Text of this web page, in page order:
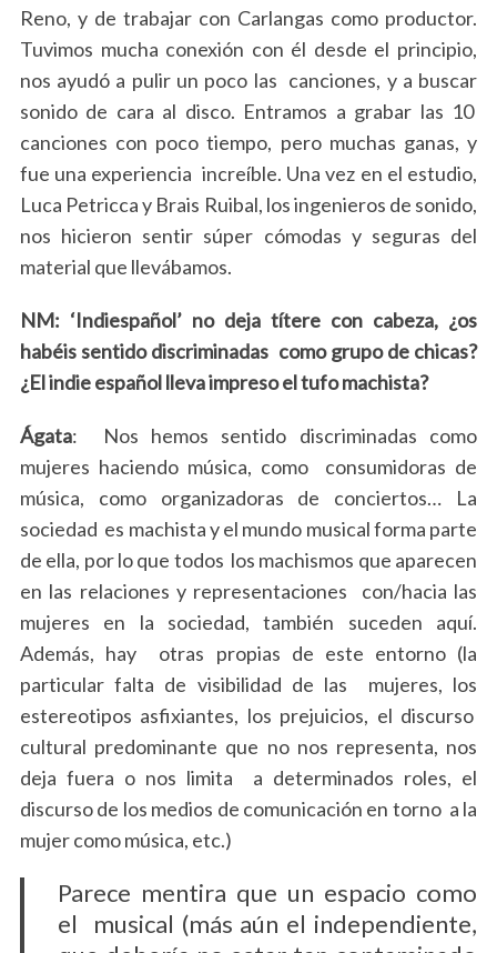
Reno, y de trabajar con Carlangas como productor.
Tuvimos mucha conexión con él desde el principio,
nos ayudó a pulir un poco las canciones, y a buscar
sonido de cara al disco. Entramos a grabar las 10
canciones con poco tiempo, pero muchas ganas, y
fue una experiencia increíble. Una vez en el estudio,
Luca Petricca y Brais Ruibal, los ingenieros de sonido,
nos hicieron sentir súper cómodas y seguras del
material que llevábamos.
NM: ‘Indiespañol’ no deja títere con cabeza, ¿os
habéis sentido discriminadas como grupo de chicas?
¿El indie español lleva impreso el tufo machista?
Ágata: Nos hemos sentido discriminadas como
mujeres haciendo música, como consumidoras de
música, como organizadoras de conciertos… La
sociedad es machista y el mundo musical forma parte
de ella, por lo que todos los machismos que aparecen
en las relaciones y representaciones con/hacia las
mujeres en la sociedad, también suceden aquí.
Además, hay otras propias de este entorno (la
particular falta de visibilidad de las mujeres, los
estereotipos asfixiantes, los prejuicios, el discurso
cultural predominante que no nos representa, nos
deja fuera o nos limita a determinados roles, el
discurso de los medios de comunicación en torno a la
mujer como música, etc.)
Parece mentira que un espacio como
el musical (más aún el independiente,